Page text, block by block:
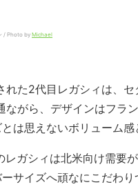
/ Photo by Michael
れた2代目レガシィは、
ながら、デザインはフラ
は思えないボリューム感
レガシィは北米向け需要
サイズへ頑なにこだわ